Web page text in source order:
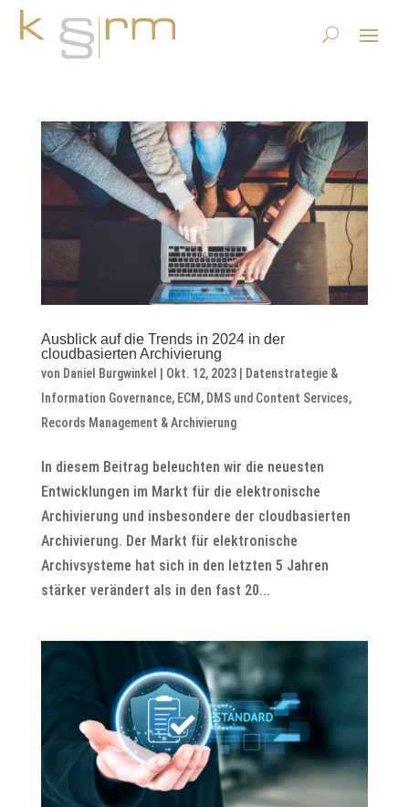
Ausblick auf die Trends in 2024 in der
cloudbasierten Archivierung
von Daniel Burgwinkel Okt. 12, 2023|
Datenstrategie &
Information Governance, ECM, DMS und Content Services,
Records Management & Archivierung
In diesem Beitrag beleuchten wir die neuesten
Entwicklungen im Markt für die elektronische
Archivierung und insbesondere der cloudbasierten
Archivierung. Der Markt für elektronische
Archivsysteme hat sich in den letzten 5 Jahren
stärker verändert als in den fast 20...